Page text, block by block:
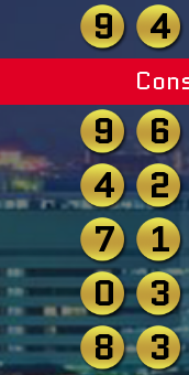
9
4
9
6
4
2
7
1
0
3
8
3